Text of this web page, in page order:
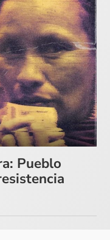
Pueblo